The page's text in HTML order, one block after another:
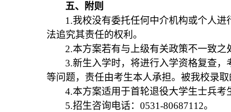
五、附则
1.我校没有委托任何中介机构或个人
法追究其责任的权利。
2.本方案若有与上级有关政策不一致之
3.新生入学时，将进行入学资格复查
等问题，责任由考生本人承担。被我校录
4.本方案适用于首轮退役大学生士兵考
5.招生咨询电话：0531-80687112。